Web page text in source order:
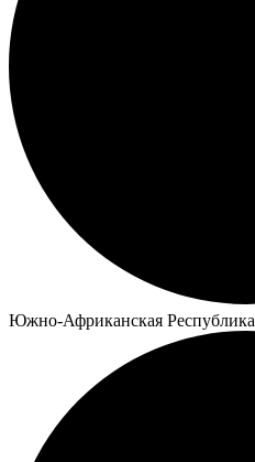
Южно-Африканская Республика